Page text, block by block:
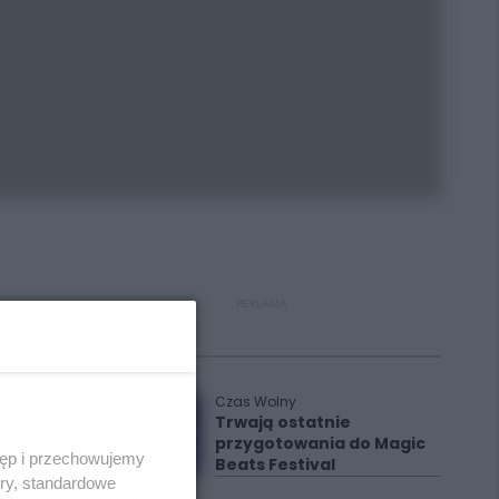
Czas Wolny
Trwają ostatnie
przygotowania do Magic
Beats Festival
i przechowujemy
standardowe